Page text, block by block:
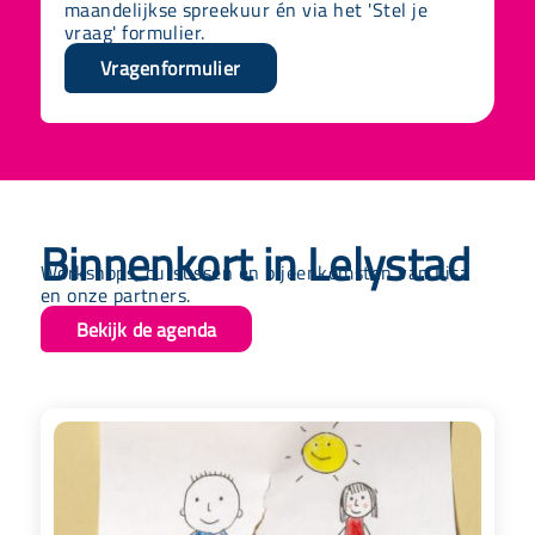
maandelijkse spreekuur én via het 'Stel je
vraag' formulier.
Vragenformulier
Binnenkort in Lelystad
Workshops, cursussen en bijeenkomsten van Lisa
en onze partners.
Bekijk de agenda